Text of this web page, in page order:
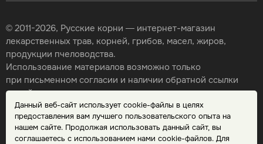
Данный веб-сайт использует cookie-файлы в целях
предоставления вам лучшего пользовательского опыта на
нашем сайте. Продолжая использовать данный сайт, вы
соглашаетесь с использованием нами cookie-файлов. Для
© 2011-2026, Русские корни — интернет-магазин
лекарственных трав, корней, грибов, масел, жиров,
продукции пчеловодства.
Использование материалов возможно только
при письменном согласии и наличии обратной ссылки
на сайт.
Карта сайта
Политика конфиденциальности
Публичная оферта
Обработка персональных данных